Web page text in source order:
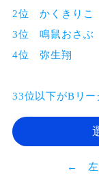
2位 かくきりこ
3位 鳴鼠おさぶ
4位 弥生翔
33位以下がBリー
← 左